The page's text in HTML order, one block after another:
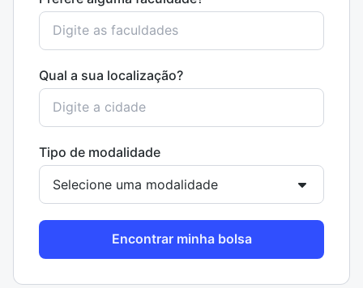
Qual a sua localização?
Tipo de modalidade
Encontrar minha bolsa